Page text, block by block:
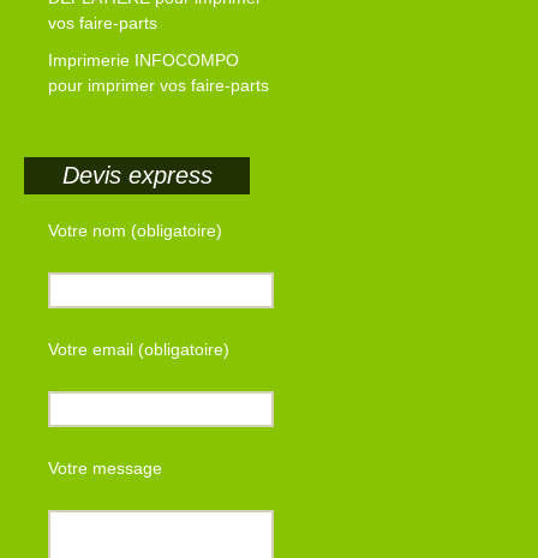
vos faire-parts
Imprimerie INFOCOMPO
pour imprimer vos faire-parts
Devis express
Votre nom (obligatoire)
Votre email (obligatoire)
Votre message